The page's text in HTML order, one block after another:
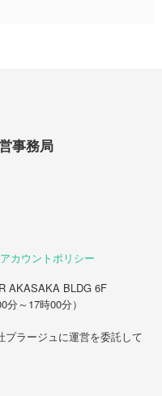
事務局
カウントポリシー
AKASAKA BLDG 6F
～17時00分）
プラージュに運営を委託して